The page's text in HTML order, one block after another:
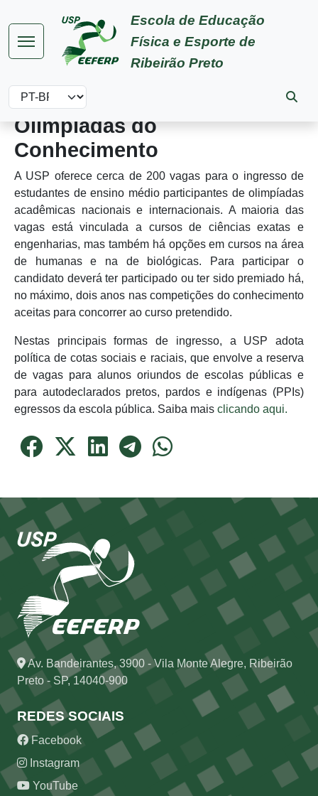
Escola de Educação
Física e Esporte de
Ribeirão Preto
Select your language
Olimpíadas do
Conhecimento
A USP oferece cerca de 200 vagas para o ingresso de
estudantes de ensino médio participantes de olimpíadas
acadêmicas nacionais e internacionais. A maioria das
vagas está vinculada a cursos de ciências exatas e
engenharias, mas também há opções em cursos na área
de humanas e na de biológicas. Para participar o
candidato deverá ter participado ou ter sido premiado há,
no máximo, dois anos nas competições do conhecimento
aceitas para concorrer ao curso pretendido.
Nestas principais formas de ingresso, a USP adota
política de cotas sociais e raciais, que envolve a reserva
de vagas para alunos oriundos de escolas públicas e
para autodeclarados pretos, pardos e indígenas (PPIs)
egressos da escola pública. Saiba mais clicando aqui.
Av. Bandeirantes, 3900 - Vila Monte Alegre, Ribeirão
Preto - SP, 14040-900
REDES SOCIAIS
Facebook
Instagram
YouTube